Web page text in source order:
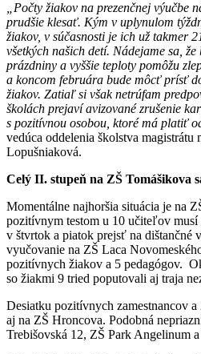
„Počty žiakov na prezenčnej výučbe
prudšie klesať. Kým v uplynulom
žiakov, v súčasnosti je ich už takmer
všetkých našich detí. Nádejame sa,
prázdniny a vyššie teploty pomôžu
a koncom februára bude môcť prísť
žiakov. Zatiaľ si však netrúfam
školách prejaví avizované zrušenie
s pozitívnou osobou, ktoré má platiť
vedúca oddelenia školstva magistrátu
Lopušniaková.
Celý II. stupeň na ZŠ Tomášikova
Momentálne najhoršia situácia je na
pozitívnym testom u 10 učiteľov
v štvrtok a piatok prejsť na dištančné
vyučovanie na ZŠ Laca
pozitívnych žiakov a 5 pedagógov.
so žiakmi 9 tried poputovali aj traja
Desiatku pozitívnych zamestnancov
aj na ZŠ Hroncova. Podobná
Trebišovská 12, ZŠ Park Angelinum